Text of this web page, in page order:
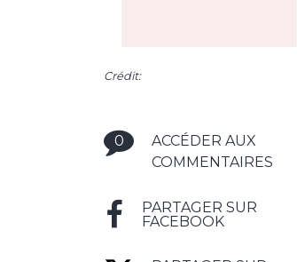
Crédit:
0
ACCÉDER AUX
COMMENTAIRES
PARTAGER SUR
FACEBOOK